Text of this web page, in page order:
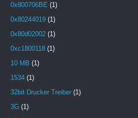
0x800706BE (1)
0x80244019 (1)
0x80d02002 (1)
0xc1800118 (1)
10 MB (1)
1534 (1)
32bit Drucker Treiber (1)
3G (1)